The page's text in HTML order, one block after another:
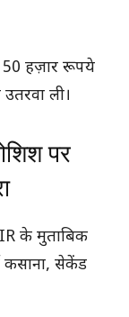
50 हज़ार रूपये
ली।
पर
के मुताबिक
कसाना, सेकेंड